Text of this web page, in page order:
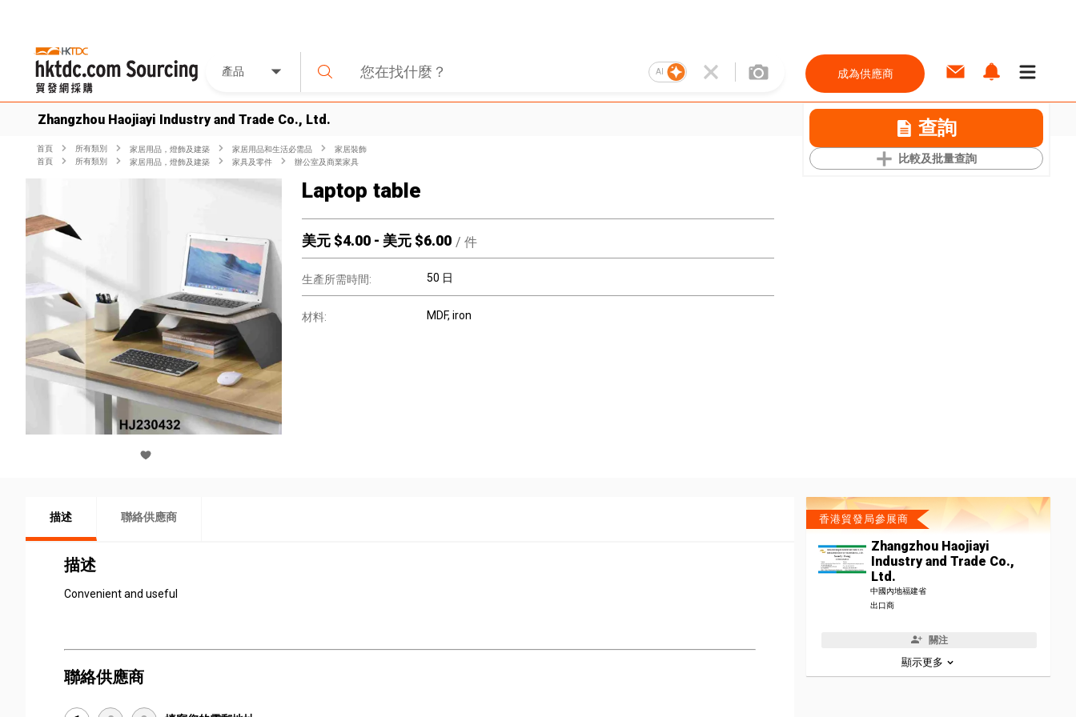
產品 AI 成為供應商
Zhangzhou Haojiayi Industry and Trade Co., Ltd. 查詢
比較及批量查詢
首頁 所有類別 家居用品，燈飾及建築 家居用品和生活必需品
家居裝飾
首頁
所有類別 家居用品，燈飾及建築 家具及零件 辦公室及商業家具
Laptop table
美元 $4.00 - 美元 $6.00 / 件
生產所需時間: 50 日
材料: MDF, iron
描述 聯絡供應商
描述
Convenient and useful
聯絡供應商
香港貿發局參展商
Zhangzhou Haojiayi
Industry and Trade Co.,
Ltd.
中國內地福建省
出口商
關注
顯示更多